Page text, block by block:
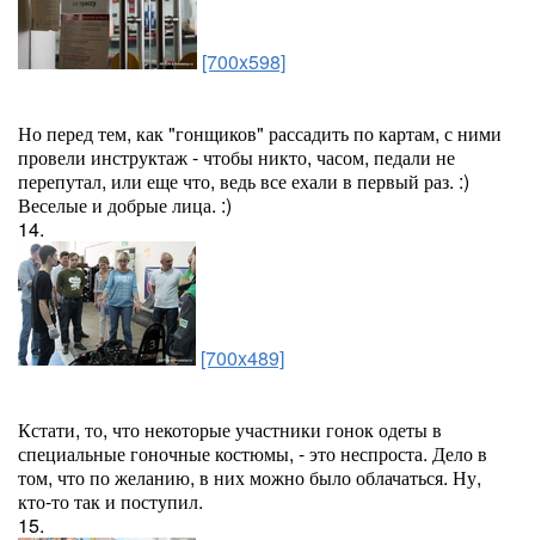
[700x598]
Но перед тем, как "гонщиков" рассадить по картам, с ними
провели инструктаж - чтобы никто, часом, педали не
перепутал, или еще что, ведь все ехали в первый раз. :)
Веселые и добрые лица. :)
14.
[700x489]
Кстати, то, что некоторые участники гонок одеты в
специальные гоночные костюмы, - это неспроста. Дело в
том, что по желанию, в них можно было облачаться. Ну,
кто-то так и поступил.
15.